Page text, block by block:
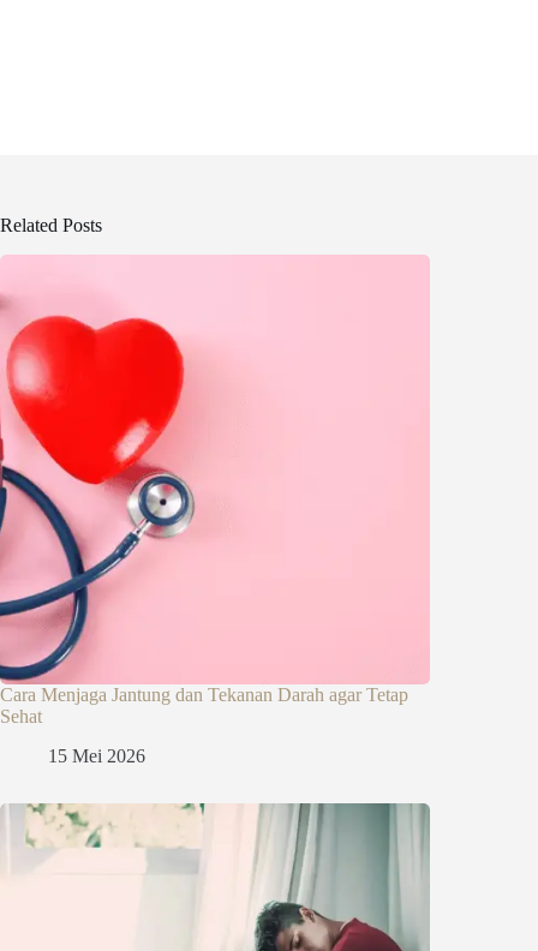
Related Posts
Cara Menjaga Jantung dan Tekanan Darah agar Tetap
Sehat
15 Mei 2026